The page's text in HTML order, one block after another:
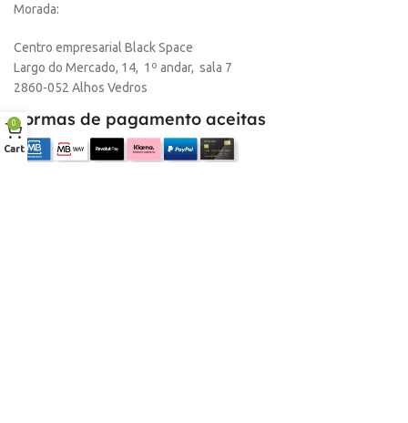
Morada:
Centro empresarial Black Space
Largo do Mercado, 14, 1º andar, sala 7
2860-052 Alhos Vedros
Formas de pagamento aceitas
0
Cart